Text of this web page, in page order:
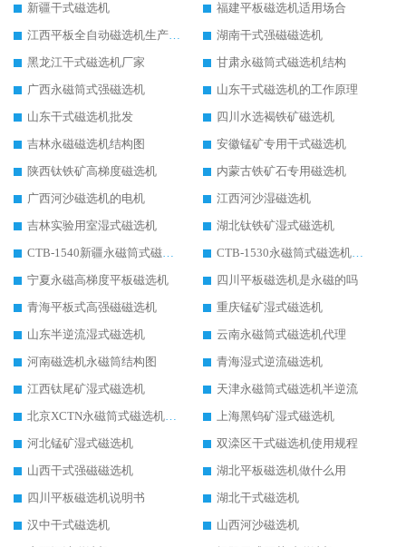
新疆干式磁选机
福建平板磁选机适用场合
江西平板全自动磁选机生产厂家
湖南干式强磁磁选机
黑龙江干式磁选机厂家
甘肃永磁筒式磁选机结构
广西永磁筒式强磁选机
山东干式磁选机的工作原理
山东干式磁选机批发
四川水选褐铁矿磁选机
吉林永磁磁选机结构图
安徽锰矿专用干式磁选机
陕西钛铁矿高梯度磁选机
内蒙古铁矿石专用磁选机
广西河沙磁选机的电机
江西河沙湿磁选机
吉林实验用室湿式磁选机
湖北钛铁矿湿式磁选机
CTB-1540新疆永磁筒式磁选机
CTB-1530永磁筒式磁选机代理商
宁夏永磁高梯度平板磁选机
四川平板磁选机是永磁的吗
青海平板式高强磁磁选机
重庆锰矿湿式磁选机
山东半逆流湿式磁选机
云南永磁筒式磁选机代理
河南磁选机永磁筒结构图
青海湿式逆流磁选机
江西钛尾矿湿式磁选机
天津永磁筒式磁选机半逆流
北京XCTN永磁筒式磁选机磁块位置
上海黑钨矿湿式磁选机
河北锰矿湿式磁选机
双滦区干式磁选机使用规程
山西干式强磁磁选机
湖北平板磁选机做什么用
四川平板磁选机说明书
湖北干式磁选机
汉中干式磁选机
山西河沙磁选机